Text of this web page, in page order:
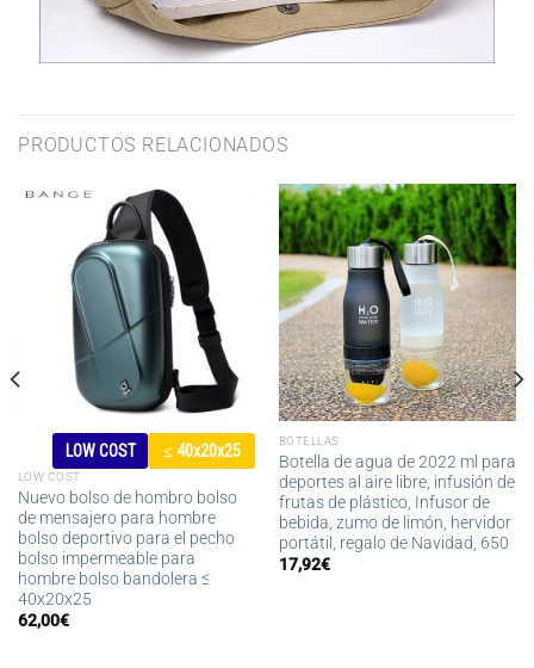
PRODUCTOS RELACIONADOS
LOW COST ≤ 40x20x25
LOW COST
Nuevo bolso de hombro bolso
de mensajero para hombre
bolso deportivo para el pecho
bolso impermeable para
hombre bolso bandolera ≤
40x20x25
62,00€
BOTELLAS
Botella de agua de 2022 ml para
deportes al aire libre, infusión de
frutas de plástico, Infusor de
bebida, zumo de limón, hervidor
portátil, regalo de Navidad, 650
17,92€